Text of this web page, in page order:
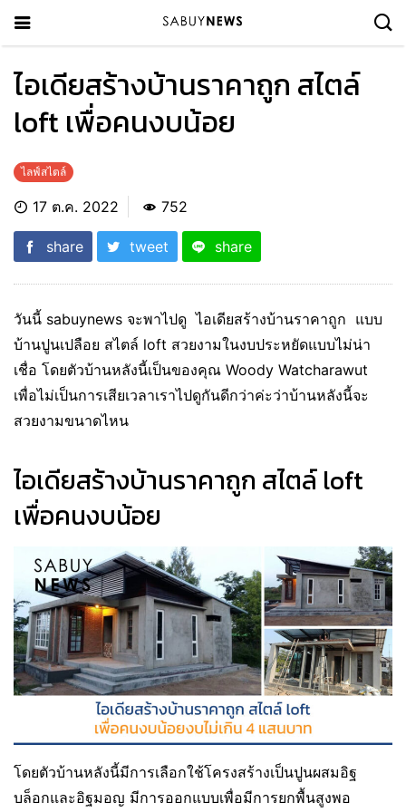
ไอเดียสร้างบ้านราคาถูก สไตล์
loft เพื่อคนงบน้อย
ไลฟ์สไตล์
17 ต.ค. 2022 752
share tweet share
วันนี้ sabuynews จะพาไปดู ไอเดียสร้างบ้านราคาถูก แบบ
บ้านปูนเปลือย สไตล์ loft สวยงามในงบประหยัดแบบไม่น่า
เชื่อ โดยตัวบ้านหลังนี้เป็นของคุณ ‎Woody Watcharawut‎
เพื่อไม่เป็นการเสียเวลาเราไปดูกันดีกว่าค่ะว่าบ้านหลังนี้จะ
สวยงามขนาดไหน
ไอเดียสร้างบ้านราคาถูก สไตล์ loft
เพื่อคนงบน้อย
โดยตัวบ้านหลังนี้มีการเลือกใช้โครงสร้างเป็นปูนผสมอิฐ
บล็อกและอิฐมอญ มีการออกแบบเพื่อมีการยกพื้นสูงพอ